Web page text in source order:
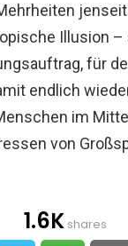
Illusion
für
endlich
im
von
1.6K shares